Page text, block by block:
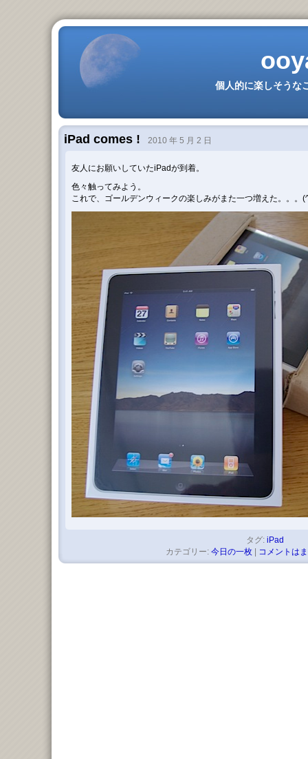
個人的に楽しそうな
iPad comes ! 2010 年 5 月 2 日
友人にお願いしていたiPadが到着。
色々触ってみよう。
これで、ゴールデンウィークの楽しみがまた一つ増えた。。。
タグ: iPad
カテゴリー: 今日の一枚| コメントは